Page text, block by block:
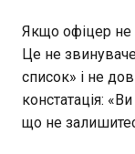
Якщо офіцер не
Це не
список» і не
констатація:
що не